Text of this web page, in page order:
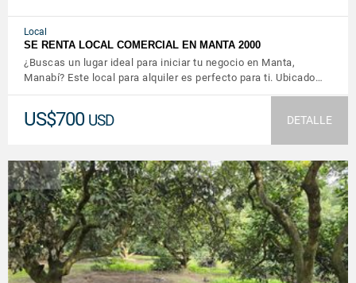
Local
SE RENTA LOCAL COMERCIAL EN MANTA 2000
¿Buscas un lugar ideal para iniciar tu negocio en Manta,
Manabí? Este local para alquiler es perfecto para ti. Ubicado…
US$700 USD DETALLE
VER DETALLES